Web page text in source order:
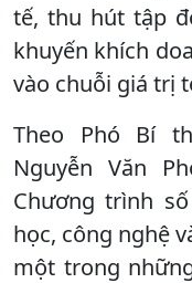
tế, thu hút tập
khuyến khích
vào chuỗi giá trị
Theo Phó Bí
Nguyễn Văn
Chương trình
học, công nghệ
một trong